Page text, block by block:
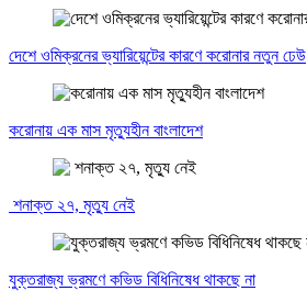
দেশে ওমিক্রনের ভ্যারিয়েন্টের কারণে করোনার নতুন ঢেউ
করোনায় এক মাস মৃত্যুহীন বাংলাদেশ
শনাক্ত ২৭, মৃত্যু নেই
যুক্তরাজ্য ভ্রমণে কভিড বিধিনিষেধ থাকছে না